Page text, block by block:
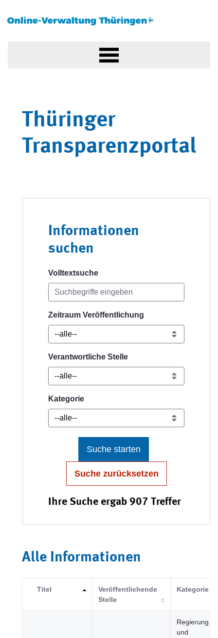
Thüringer
Transparenzportal
Informationen
suchen
Volltextsuche
Zeitraum Veröffentlichung
Verantwortliche Stelle
Kategorie
Suche starten
Suche zurücksetzen
Ihre Suche ergab 907 Treffer
Alle Informationen
Titel
Veröffentlichende
Stelle
Kategorie
Regierung
und